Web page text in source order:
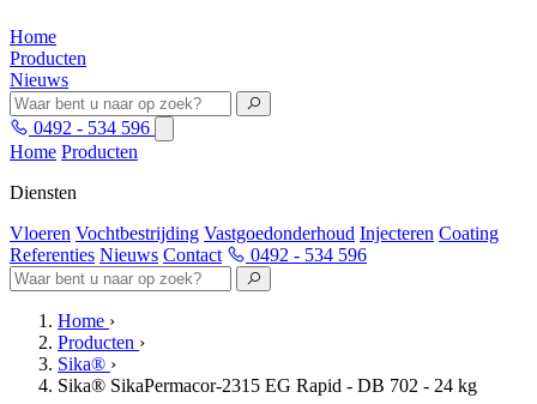
Home
Producten
Nieuws
0492 - 534 596
Home Producten
Diensten
Vloeren Vochtbestrijding Vastgoedonderhoud Injecteren Coating
Referenties Nieuws Contact 0492 - 534 596
Home ›
Producten ›
Sika® ›
Sika® SikaPermacor-2315 EG Rapid - DB 702 - 24 kg